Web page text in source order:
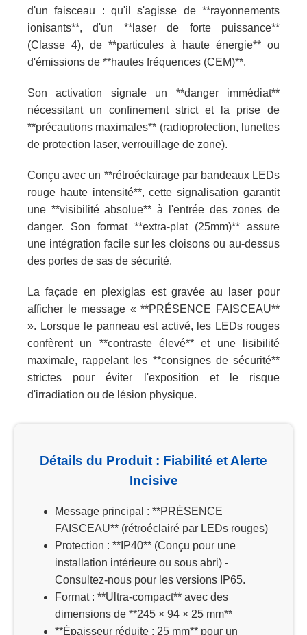
d'un faisceau : qu'il s'agisse de **rayonnements
ionisants**, d'un **laser de forte puissance**
(Classe 4), de **particules à haute énergie** ou
d'émissions de **hautes fréquences (CEM)**.
Son activation signale un **danger immédiat**
nécessitant un confinement strict et la prise de
**précautions maximales** (radioprotection, lunettes
de protection laser, verrouillage de zone).
Conçu avec un **rétroéclairage par bandeaux LEDs
rouge haute intensité**, cette signalisation garantit
une **visibilité absolue** à l'entrée des zones de
danger. Son format **extra-plat (25mm)** assure
une intégration facile sur les cloisons ou au-dessus
des portes de sas de sécurité.
La façade en plexiglas est gravée au laser pour
afficher le message « **PRÉSENCE FAISCEAU**
». Lorsque le panneau est activé, les LEDs rouges
confèrent un **contraste élevé** et une lisibilité
maximale, rappelant les **consignes de sécurité**
strictes pour éviter l'exposition et le risque
d'irradiation ou de lésion physique.
Détails du Produit : Fiabilité et Alerte
Incisive
Message principal : **PRÉSENCE
FAISCEAU** (rétroéclairé par LEDs rouges)
Protection : **IP40** (Conçu pour une
installation intérieure ou sous abri) -
Consultez-nous pour les versions IP65.
Format : **Ultra-compact** avec des
dimensions de **245 × 94 × 25 mm**
**Épaisseur réduite : 25 mm** pour un